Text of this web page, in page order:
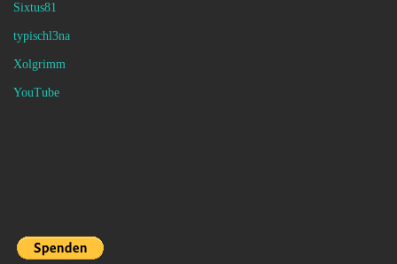
Sixtus81
typischl3na
Xolgrimm
YouTube